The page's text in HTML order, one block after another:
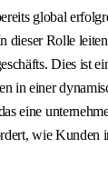
global
dieser Rolle
Dies ist
in einer
eine
wie Kunden